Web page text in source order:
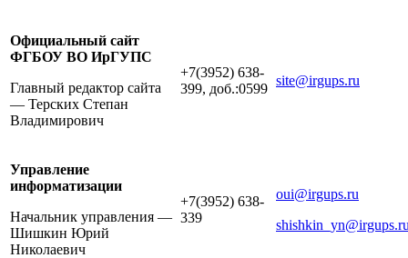
Официальный сайт
ФГБОУ ВО ИрГУПС
Главный редактор сайта
— Терских Степан
Владимирович
+7(3952) 638-
399, доб.:0599
site@irgups.ru
Управление
информатизации
Начальник управления —
Шишкин Юрий
Николаевич
+7(3952) 638-
339
oui@irgups.ru